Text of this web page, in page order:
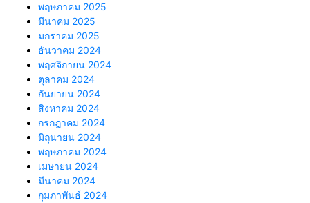
พฤษภาคม 2025
มีนาคม 2025
มกราคม 2025
ธันวาคม 2024
พฤศจิกายน 2024
ตุลาคม 2024
กันยายน 2024
สิงหาคม 2024
กรกฎาคม 2024
มิถุนายน 2024
พฤษภาคม 2024
เมษายน 2024
มีนาคม 2024
กุมภาพันธ์ 2024